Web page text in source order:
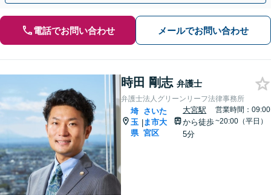
電話でお問い合わせ メールでお問い合わせ
時田 剛志 弁護士
弁護士法人グリーンリーフ法律事務所
埼
玉
県
|
さいた
ま市大
宮区
大宮駅
から徒歩
5分
営業時間：09:00
~20:00（平日）